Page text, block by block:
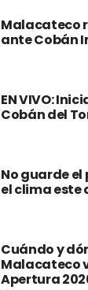
Malacateco
ante Cobán
EN VIVO:
Cobán del
No guarde
el clima este
Cuándo y
Malacateco
Apertura